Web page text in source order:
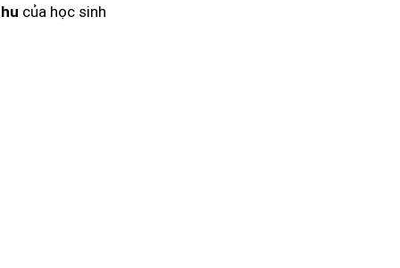
của học sinh